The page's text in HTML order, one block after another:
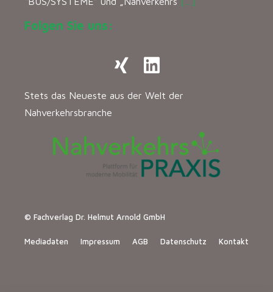
Folgen Sie uns:
Stets das Neueste aus der Welt der
Nahverkehrsbranche
© Fachverlag Dr. Helmut Arnold GmbH
Mediadaten Impressum AGB Datenschutz Kontakt